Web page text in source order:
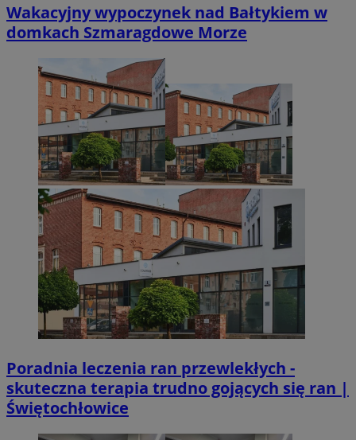
Wakacyjny wypoczynek nad Bałtykiem w
domkach Szmaragdowe Morze
Poradnia leczenia ran przewlekłych -
skuteczna terapia trudno gojących się ran |
Świętochłowice
MvSessID mojetychy.pl 1 rok
__cf_bm
.x.com
VISITOR_PRIVACY_METADATA
YouTube
.youtube.com
CookieScriptConsent